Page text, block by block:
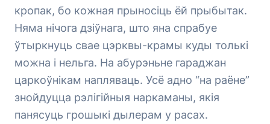
кропак, бо кожная прыносіць ёй прыбытак.
Няма нічога дзіўнага, што яна спрабуе
ўтыркнуць свае цэрквы-крамы куды толькі
можна і нельга. На абурэньне гараджан
царкоўнікам напляваць. Усё адно “на раёне”
знойдуцца рэлігійныя наркаманы, якія
панясуць грошыкі дылерам у расах.